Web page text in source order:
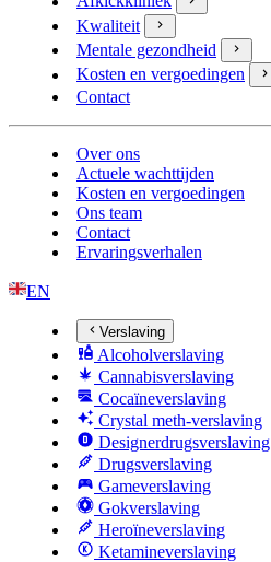
Kwaliteit
Mentale gezondheid
Kosten en vergoedingen
Contact
Over ons
Actuele wachttijden
Kosten en vergoedingen
Ons team
Contact
Ervaringsverhalen
EN
Verslaving
Alcoholverslaving
Cannabisverslaving
Cocaïneverslaving
Crystal meth-verslaving
Designerdrugsverslaving
Drugsverslaving
Gameverslaving
Gokverslaving
Heroïneverslaving
Ketamineverslaving